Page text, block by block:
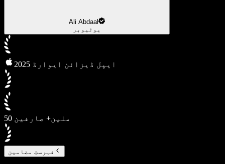
Ali Abdaal
یوٹیوبر
2025 ایپل ڈیزائن ایوارڈ
50 ملین+ صارفین
فہرستِ مضامین